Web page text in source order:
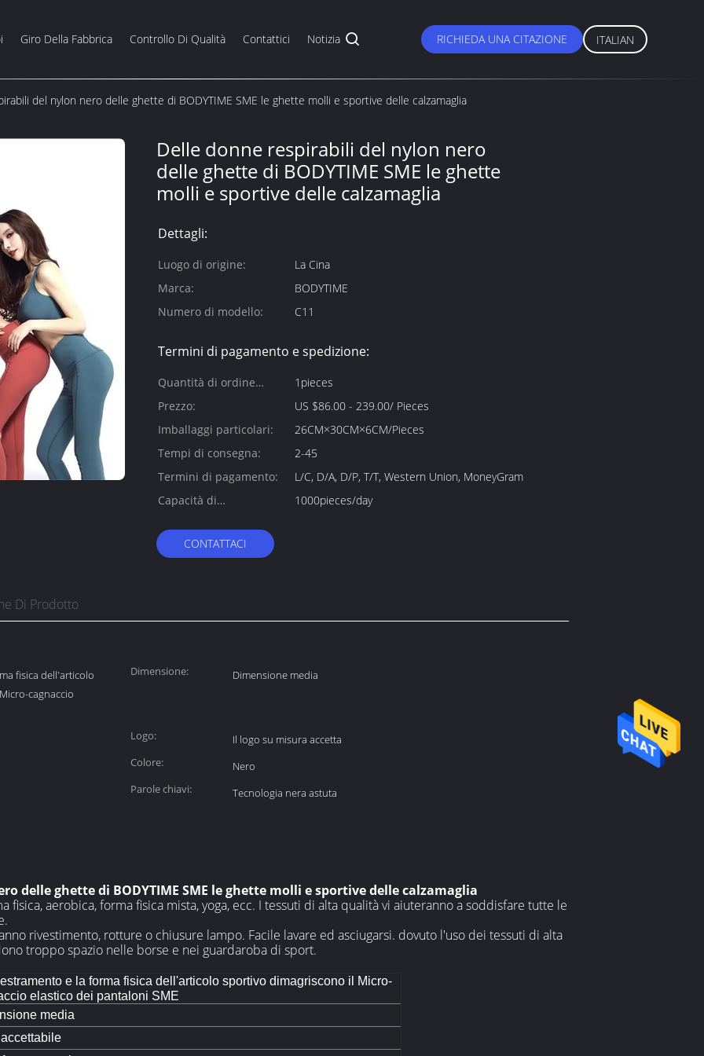
Giro Della Fabbrica Controllo Di Qualità Contattici Notizia RICHIEDA UNA CITAZIONE ITALIAN
del nylon nero delle ghette di BODYTIME SME le ghette molli e sportive delle calzamaglia
Delle donne respirabili del nylon nero
delle ghette di BODYTIME SME le ghette
molli e sportive delle calzamaglia
Dettagli:
Luogo di origine:
La Cina
Marca:
BODYTIME
Numero di modello:
C11
Termini di pagamento e spedizione:
Quantità di ordine
minimo:
1pieces
Prezzo:
US $86.00 - 239.00/ Pieces
Imballaggi particolari:
26CM×30CM×6CM/Pieces
Tempi di consegna:
2-45
Termini di pagamento:
L/C, D/A, D/P, T/T, Western Union, MoneyGram
Capacità di
1000pieces/day
CONTATTACI
Di Prodotto
fisica dell'articolo
cagnaccio
Dimensione: Dimensione media
Logo:
Il logo su misura accetta
Colore:
Nero
Parole chiavi:
Tecnologia nera astuta
delle ghette di BODYTIME SME le ghette molli e sportive delle calzamaglia
fisica, aerobica, forma fisica mista, yoga, ecc. I tessuti di alta qualità vi aiuteranno a soddisfare tutte le
rivestimento, rotture o chiusure lampo. Facile lavare ed asciugarsi. dovuto l'uso dei tessuti di alta
troppo spazio nelle borse e nei guardaroba di sport.
e la forma fisica dell'articolo sportivo dimagriscono il Micro-
elastico dei pantaloni SME
media